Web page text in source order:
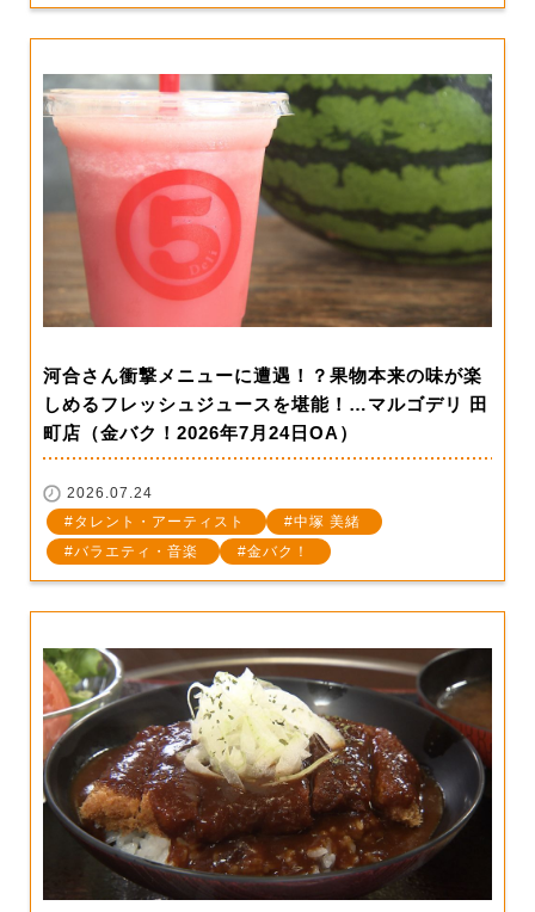
河合さん衝撃メニューに遭遇！？果物本来の味が楽
しめるフレッシュジュースを堪能！…マルゴデリ 田
町店（金バク！2026年7月24日OA）
2026.07.24
タレント・アーティスト
中塚 美緒
バラエティ・音楽
金バク！